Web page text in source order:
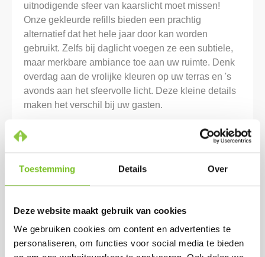
Toestemming Details Over
Deze website maakt gebruik van cookies
We gebruiken cookies om content en advertenties te
personaliseren, om functies voor social media te bieden
uitnodigende sfeer van kaarslicht moet missen!
Onze gekleurde refills bieden een prachtig
alternatief dat het hele jaar door kan worden
gebruikt. Zelfs bij daglicht voegen ze een subtiele,
maar merkbare ambiance toe aan uw ruimte. Denk
overdag aan de vrolijke kleuren op uw terras en 's
avonds aan het sfeervolle licht. Deze kleine details
maken het verschil bij uw gasten.
Bovendien zijn onze huismerk refills niet alleen
mooi, maar ook praktisch en milieubewust.
ze schoon en gelijkmatig, waardoor u kosten
bespaart zonder concessies te doen aan kwaliteit.
zomerfeest, onze refills zorgen voor betoverende
verlichting, dag en nacht.
Meer informatie